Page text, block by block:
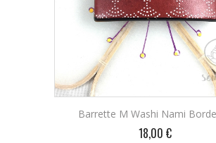
Barrette M Washi Nami
Prix
18,00 €